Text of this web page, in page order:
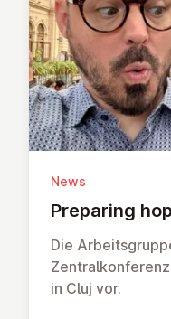
News
Preparing
Die
in Cluj vor.